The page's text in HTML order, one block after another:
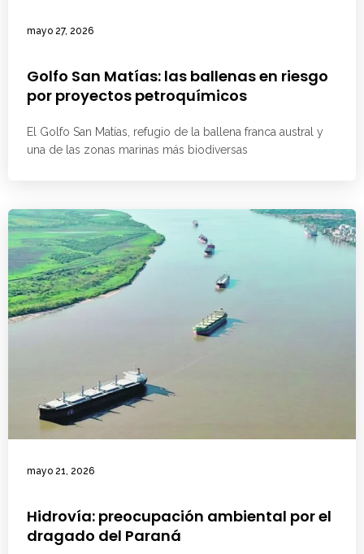
mayo 27, 2026
Golfo San Matías: las ballenas en riesgo
por proyectos petroquímicos
El Golfo San Matías, refugio de la ballena franca austral y
una de las zonas marinas más biodiversas
mayo 21, 2026
Hidrovía: preocupación ambiental por el
dragado del Paraná